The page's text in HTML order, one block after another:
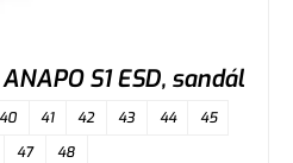
S1 ESD, sandál
40 41 42 43 44
45
47 48